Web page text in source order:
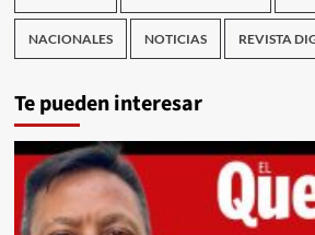
NACIONALES NOTICIAS REVISTA
Te pueden interesar